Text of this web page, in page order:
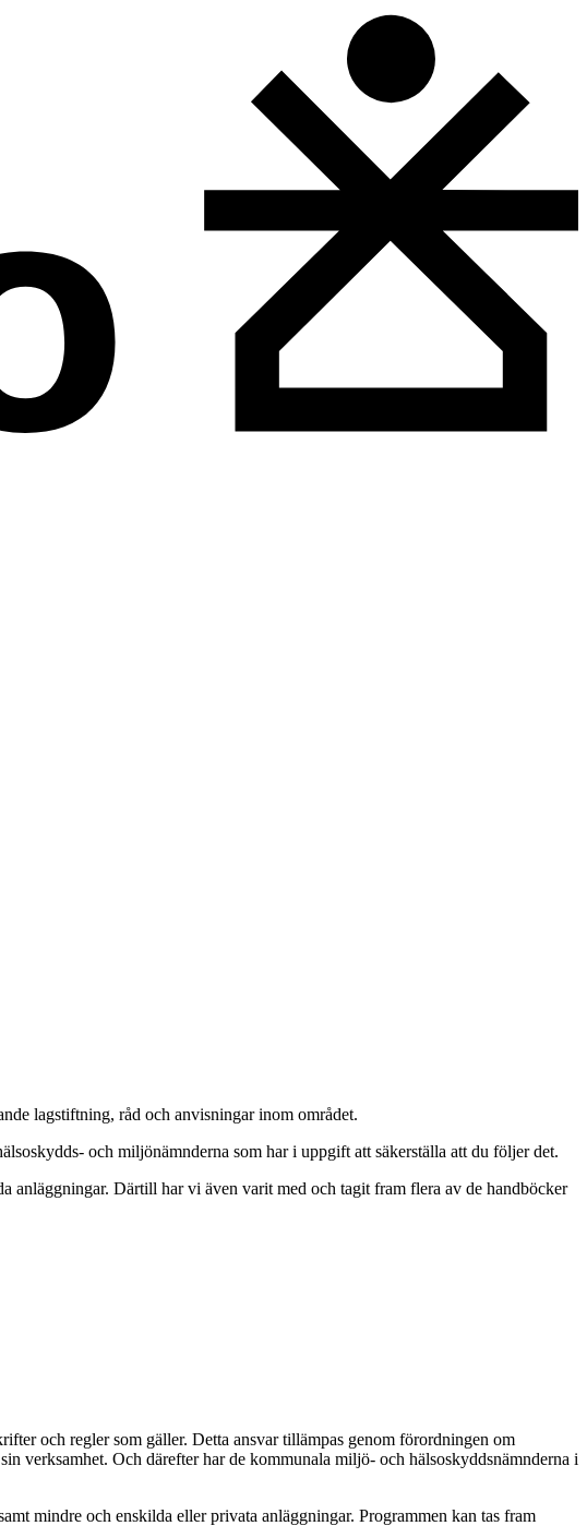
lagstiftning, råd och anvisningar inom området.
och miljönämnderna som har i uppgift att säkerställa att du följer det.
anläggningar. Därtill har vi även varit med och tagit fram flera av de handböcker
och regler som gäller. Detta ansvar tillämpas genom förordningen om
verksamhet. Och därefter har de kommunala miljö- och hälsoskyddsnämnderna i
mindre och enskilda eller privata anläggningar. Programmen kan tas fram